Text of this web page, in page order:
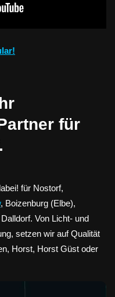
für
für Nostorf,
, Boizenburg (Elbe),
Von Licht- und
setzen wir auf Qualität
Horst, Horst Güst oder